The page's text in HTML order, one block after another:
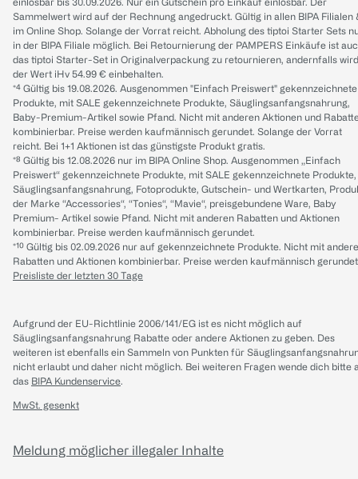
Sammelwert wird auf der Rechnung angedruckt. Gültig in allen BIPA Filialen
im Online Shop. Solange der Vorrat reicht. Abholung des tiptoi Starter Sets
in der BIPA Filiale möglich. Bei Retournierung der PAMPERS Einkäufe ist
das tiptoi Starter-Set in Originalverpackung zu retournieren, andernfalls wird
der Wert iHv 54.99 € einbehalten.
*⁴ Gültig bis 19.08.2026. Ausgenommen "Einfach Preiswert" gekennzeichnete
Produkte, mit SALE gekennzeichnete Produkte, Säuglingsanfangsnahrung,
Baby-Premium-Artikel sowie Pfand. Nicht mit anderen Aktionen und
kombinierbar. Preise werden kaufmännisch gerundet. Solange der Vorrat
reicht. Bei 1+1 Aktionen ist das günstigste Produkt gratis.
*⁸ Gültig bis 12.08.2026 nur im BIPA Online Shop. Ausgenommen „Einfach
Preiswert“ gekennzeichnete Produkte, mit SALE gekennzeichnete Produkte,
Säuglingsanfangsnahrung, Fotoprodukte, Gutschein- und Wertkarten,
der Marke “Accessories“, “Tonies“, “Mavie“, preisgebundene Ware, Baby
Premium- Artikel sowie Pfand. Nicht mit anderen Rabatten und Aktionen
kombinierbar. Preise werden kaufmännisch gerundet.
*¹⁰ Gültig bis 02.09.2026 nur auf gekennzeichnete Produkte. Nicht mit
Rabatten und Aktionen kombinierbar. Preise werden kaufmännisch
Preisliste der letzten 30 Tage
Aufgrund der EU-Richtlinie 2006/141/EG ist es nicht möglich auf
Säuglingsanfangsnahrung Rabatte oder andere Aktionen zu geben. Des
weiteren ist ebenfalls ein Sammeln von Punkten für
nicht erlaubt und daher nicht möglich. Bei weiteren Fragen wende dich bitte
das BIPA Kundenservice.
MwSt. gesenkt
Meldung möglicher illegaler Inhalte